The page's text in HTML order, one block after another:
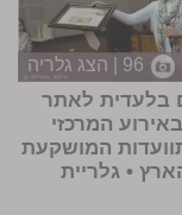
96 | הצג גלריה
בלעדית לאתר
המרכזי
המושקעת
• גלריית